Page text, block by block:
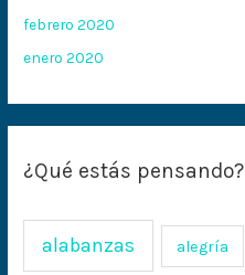
febrero 2020
enero 2020
¿Qué estás pensando?
alabanzas alegría